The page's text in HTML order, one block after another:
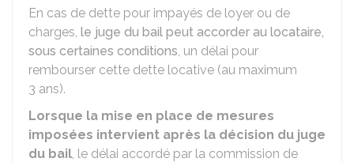
En cas de dette pour impayés de loyer ou de
charges, le juge du bail peut accorder au locataire,
sous certaines conditions, un délai pour
rembourser cette dette locative (au maximum
3 ans).
Lorsque la mise en place de mesures
imposées intervient après la décision du juge
du bail, le délai accordé par la commission de